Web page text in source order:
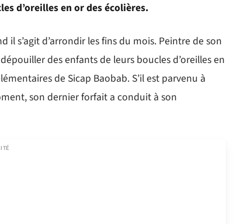
d’oreilles en or des écolières.
s’agit d’arrondir les fins du mois. Peintre de son
des enfants de leurs boucles d’oreilles en
de Sicap Baobab. S’il est parvenu à
son dernier forfait a conduit à son